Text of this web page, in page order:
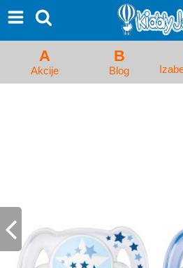
Proizvodi
Početna
Kolica za bebe i dečija kolica
Hranilice, flašice i cucle
Monitori, Ogradice i tricikli
A
Akcije
B
Blog